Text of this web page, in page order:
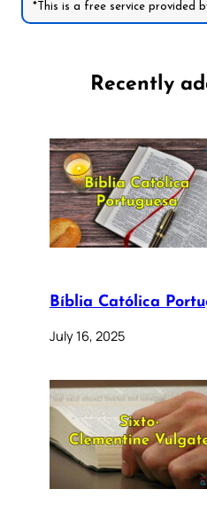
*This is a free service provided
Recently
Bíblia Católica
July 16, 2025